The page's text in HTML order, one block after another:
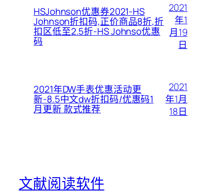
HSJohnson优惠券2021-HS
Johnson折扣码,正价商品8折,折
扣区低至2.5折-HS Johnso优惠
码
2021
年1
月19
日
2021年DW手表优惠活动更
新-8.5中文dw折扣码/优惠码1
月更新 款式推荐
2021
年1月
18日
文献阅读软件